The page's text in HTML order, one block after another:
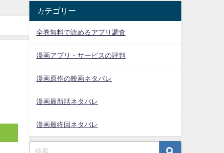
カテゴリー
全巻無料で読めるアプリ調査
漫画アプリ・サービスの評判
漫画原作の映画ネタバレ
漫画最新話ネタバレ
漫画最終回ネタバレ